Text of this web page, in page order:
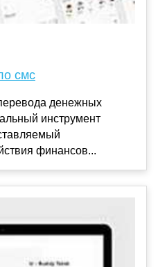
смс
денежных
инструмент
финансов...